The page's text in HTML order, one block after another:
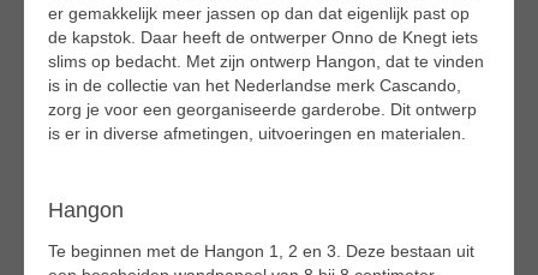
er gemakkelijk meer jassen op dan dat eigenlijk past op
de kapstok. Daar heeft de ontwerper Onno de Knegt iets
slims op bedacht. Met zijn ontwerp Hangon, dat te vinden
is in de collectie van het Nederlandse merk Cascando,
zorg je voor een georganiseerde garderobe. Dit ontwerp
is er in diverse afmetingen, uitvoeringen en materialen.
Hangon
Te beginnen met de Hangon 1, 2 en 3. Deze bestaan uit